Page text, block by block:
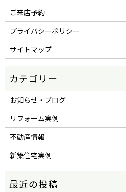
ご来店予約
プライバシーポリシー
サイトマップ
お知らせ・ブログ
リフォーム実例
不動産情報
新築住宅実例